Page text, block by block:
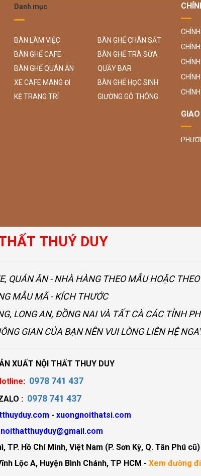
Danh mục
BÀN LÀM VIỆC
BÀN GHẾ CHÂN SẮT
BÀN GHẾ CAFE
BÀN GHẾ TRÀ SỮA
BÀN GHẾ QUÁN ĂN
QUẦY BAR
XE CAFE MANG ĐI
BÀN GHẾ HỌC SINH
KỆ TRANG TRÍ
GIƯỜNG GỖ THÔNG
THUÝ DUY
QUÁN ĂN - NHÀ HÀNG THEO MẪU HOẶC
MẪU MÃ - KÍCH THƯỚC
LONG AN, ĐỒNG NAI VÀ TẤT CÀ CÁC TỈNH
GIAN CỦA BẠN NÊN VUI LÒNG LIÊN HỆ
XUẤT NỘI THẤT THUY DUY
: 0978 741 437
: 0978 741 437
- xuongnoithatsi.com
noithatthuyduy@gmail.com
TP. Hồ Chí Minh, Việt Nam (P. Sơn Kỳ, Q. Tân Phú cũ)
Lộc A, Huyện Bình Chánh, TP HCM - Xem đường đi